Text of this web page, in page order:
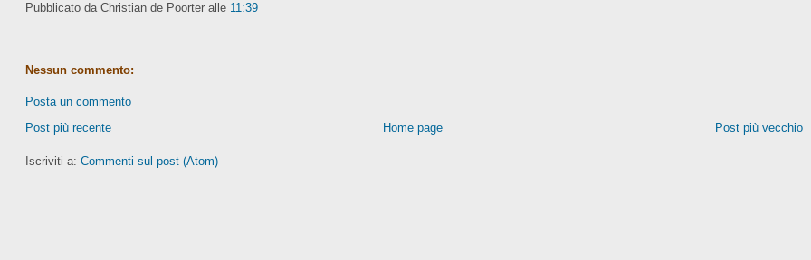
Pubblicato da Christian de Poorter alle 11:39
Nessun commento:
Posta un commento
Post più recente
Post più vecchio
Home page
Iscriviti a: Commenti sul post (Atom)